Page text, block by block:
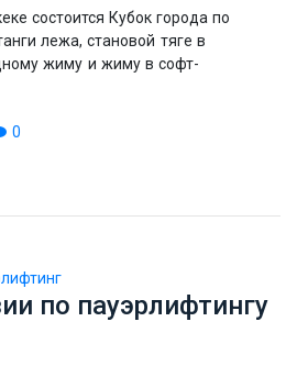
состоится Кубок города по
лежа, становой тяге в
жиму и жиму в софт-
0
по пауэрлифтингу